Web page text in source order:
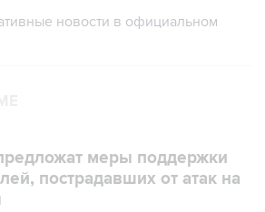
новости в официальном
меры поддержки
пострадавших от атак на